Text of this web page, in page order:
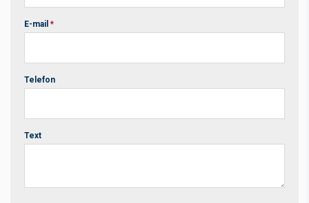
E-mail *
Telefon
Text